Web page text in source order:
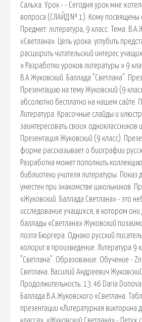
Сальха. Урок - - Сегодня урок мне
вопроса (СЛАЙД № 1). Кому посвящены
Предмет: литература, 9 класс. Тема:
«Светлана». Цель урока: углубить
расширить читательский интерес
» Разработки уроков литературы » 9
В.А.Жуковский. Баллада "Светлана".
Презентацию на тему Жуковский (9
абсолютно бесплатно на нашем сайте.
Литература. Красочные слайды и
заинтересовать своих одноклассников
Презентация Жуковский (9 класс).
форме рассказывает о биографии
Разработка может пополнить
библиотеки учителя литературы. Показ
уместен при знакомстве школьников.
«Жуковский. Баллада Светлана» - это
исследование учащихся, в котором
баллады «Светлана» Жуковский
поэта Бюргера. Однако русский
колорит в произведение. Литература 9
"Светлана". Образование. Обучение -
Светлана. Василий Андреевич
Продолжительность: 13:46 Daria
Баллада В.А.Жуковского «Светлана.
презентации «Литературная викторина
класса». «Жуковский Светлана» - Петух